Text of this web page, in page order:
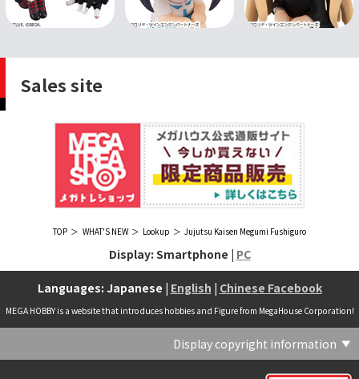
Sales site
TOP WHAT'S NEW Lookup Jujutsu Kaisen Megumi Fushiguro
Display: Smartphone | PC
Languages: Japanese | English | Chinese Facebook
MEGA HOBBY is a website that introduces hobbies and Figure from MegaHouse Corporation!
Display copyright information